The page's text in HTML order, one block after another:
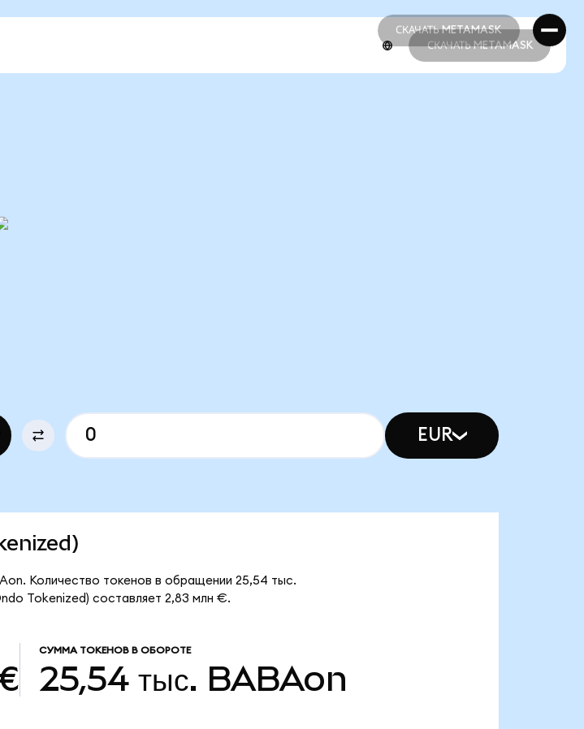
СКАЧАТЬ METAMASK
СКАЧАТЬ METAMASK
СКАЧАТЬ METAMASK
EUR
Количество токенов в обращении 25,54 тыс.
Tokenized) составляет 2,83 млн €.
СУММА ТОКЕНОВ В ОБОРОТЕ
25,54 тыс. BABAon